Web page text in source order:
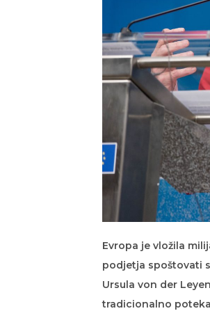
Evropa je vložila
podjetja spoštovati
Ursula von der
tradicionalno